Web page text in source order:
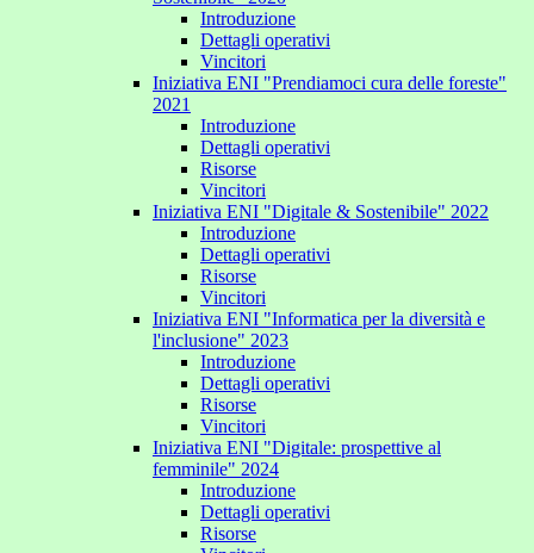
Introduzione
Dettagli operativi
Vincitori
Iniziativa ENI "Prendiamoci cura delle foreste"
2021
Introduzione
Dettagli operativi
Risorse
Vincitori
Iniziativa ENI "Digitale & Sostenibile" 2022
Introduzione
Dettagli operativi
Risorse
Vincitori
Iniziativa ENI "Informatica per la diversità e
l'inclusione" 2023
Introduzione
Dettagli operativi
Risorse
Vincitori
Iniziativa ENI "Digitale: prospettive al
femminile" 2024
Introduzione
Dettagli operativi
Risorse